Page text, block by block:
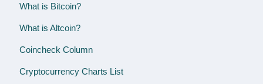
What is Bitcoin?
What is Altcoin?
Coincheck Column
Cryptocurrency Charts List